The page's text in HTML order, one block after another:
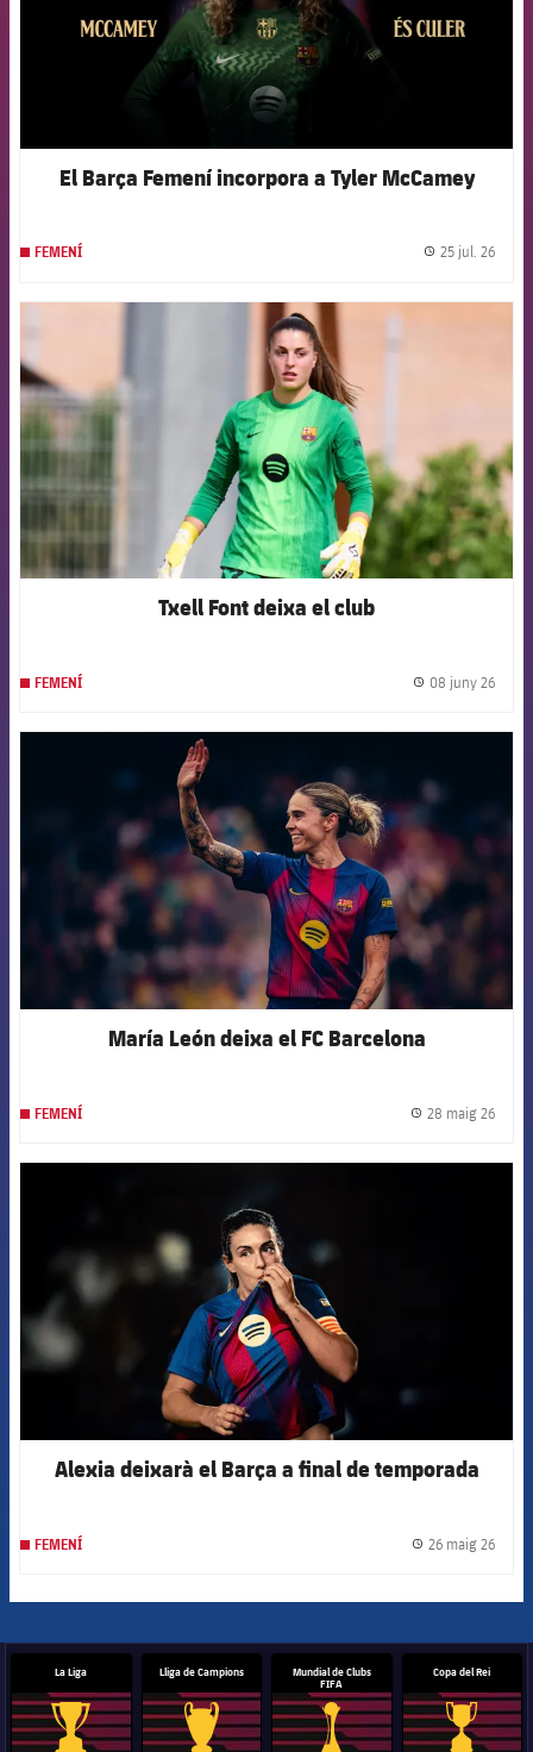
El Barça Femení incorpora a Tyler McCamey
FEMENÍ 25 jul. 26
FCB Barcelona badge
Txell Font deixa el club
FEMENÍ 08 juny 26
María León deixa el FC Barcelona
FEMENÍ 28 maig 26
Alexia deixarà el Barça a final de temporada
FEMENÍ 26 maig 26
La Liga Lliga de Campions
Mundial de Clubs
FIFA
Copa del Rei